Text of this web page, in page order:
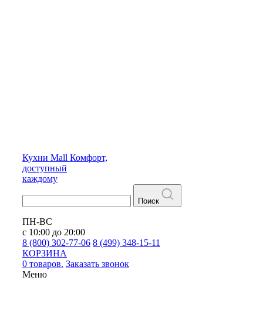
Кухни Mall Комфорт,
доступный
каждому
Поиск
ПН-ВС
с 10:00 до 20:00
8 (800) 302-77-06 8 (499) 348-15-11
КОРЗИНА
0 товаров. Заказать звонок
Меню